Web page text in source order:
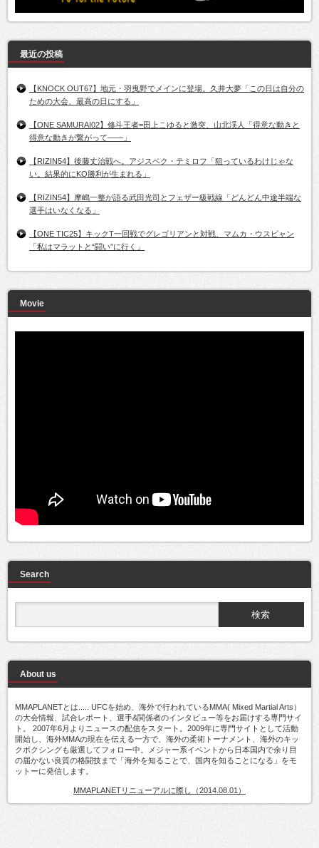
最近の投稿
【KNOCK OUT67】地元・羽曳野でメインに登場。久井大夢「この日は自分の
ための大会、最高の日にする」
【ONE SAMURAI02】修斗王者=田上こゆると激突、山北渓人「得意な動きと
得意な動きが繋がって――」
【RIZIN54】後藤丈治戦へ。アジスベク・テミロフ「狙っているわけじゃな
い。結果的にKO勝利が生まれる」
【RIZIN54】摩嶋一整が語る武田光司とフェザー級戦線「どんどん中途半端な
選手はいなくなる」
【ONE TIC25】キックT一回戦でグレゴリアンと対戦、マムカ・ウスビャン
「私はマラットと“闘い”に行く」
Movie
Search
About us
MMAPLANETとは..... UFCを始め、海外で行われているMMA( Mixed Martial Arts）
の大会情報、試合レポート、選手&関係者のインタビュー等をお届けする専門サイ
ト。 2007年6月よりニュースの配信をスタート。2009年に専門サイトとして活動
開始し、海外MMAの現在を伝える一方で、海外の柔術トーナメント、海外のキッ
クボクシングも厳選してフォロー中。メジャー系イベントから日本国内で余り目
の届かない良質の格闘技まで「海外を知ることで、国内を知ることになる」をモ
ットーに発信します。
MMAPLANETリニューアルに際し（2014.08.01）